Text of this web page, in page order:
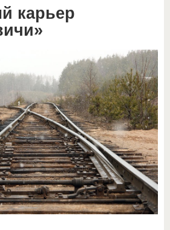
карьер